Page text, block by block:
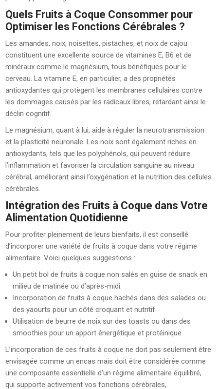
Quels Fruits à Coque Consommer pour
Optimiser les Fonctions Cérébrales ?
Les amandes, noix, noisettes, pistaches, et noix de cajou
constituent une excellente source de vitamines E, B6 et de
minéraux comme le magnésium, tous bénéfiques pour le
cerveau. La vitamine E, en particulier, a des propriétés
antioxydantes qui protègent les membranes cellulaires contre
les dommages causés par les radicaux libres, retardant ainsi le
déclin cognitif.
Le magnésium, quant à lui, aide à réguler la neurotransmission
et la plasticité neuronale. Les noix sont également riches en
antioxydants, tels que les polyphénols, qui peuvent réduire
l’inflammation et favoriser la circulation sanguine au niveau
cérébral, améliorant ainsi l’oxygénation et la nutrition des cellules
cérébrales.
Intégration des Fruits à Coque dans Votre
Alimentation Quotidienne
Pour profiter pleinement de leurs bienfaits, il est conseillé
d’incorporer une variété de fruits à coque dans votre régime
alimentaire. Voici quelques suggestions :
Un petit bol de fruits à coque non salés en guise de snack en
milieu de matinée ou d’après-midi.
Incorporation de fruits à coque hachés dans des salades ou
des yaourts pour un côté croquant et nutritif.
Utilisation de beurre de noix sur des toasts ou dans des
smoothies pour un apport énergétique et protéinique.
L’incorporation de ces fruits à coque ne doit pas seulement être
envisagée comme un encas mais doit être considérée comme
une composante essentielle d’un régime alimentaire équilibré,
qui supporte activement vos fonctions cérébrales,